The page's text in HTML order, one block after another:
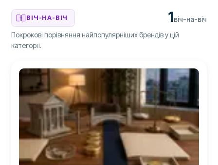
VS ВІЧ-НА-ВІЧ 1віч-на-віч
Покрокові порівняння найпопулярніших брендів у цій
категорії.